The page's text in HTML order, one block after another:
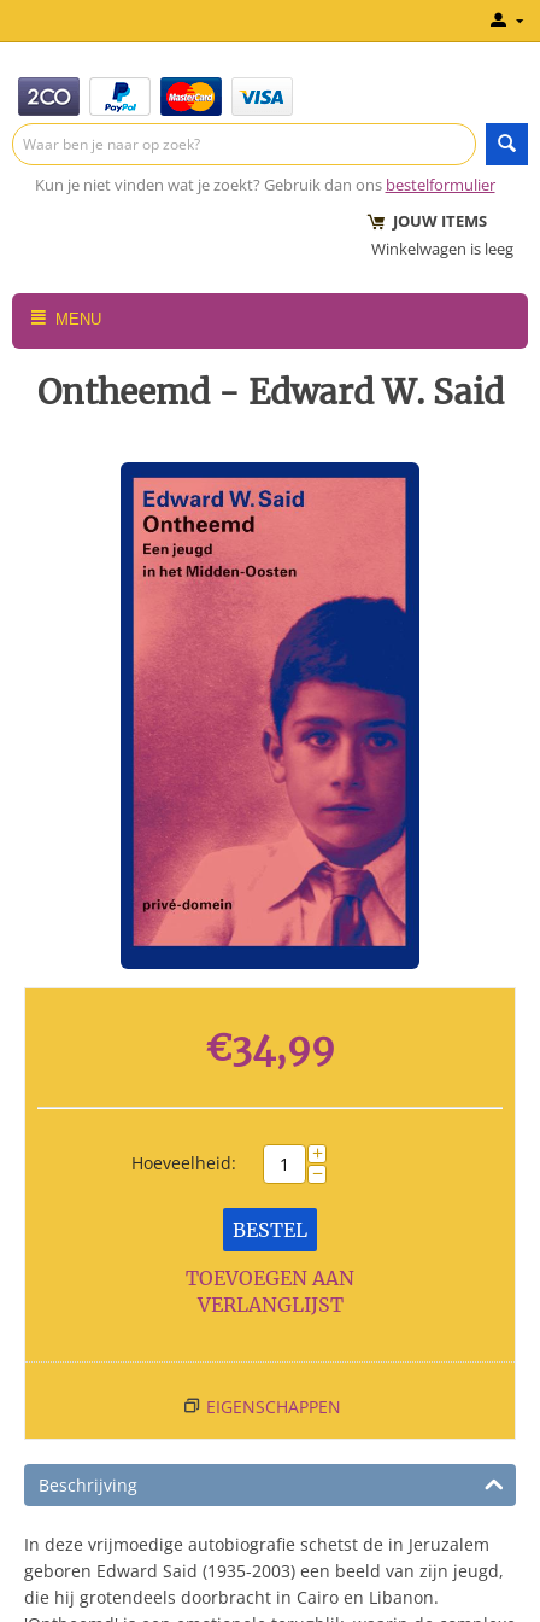
Kun je niet vinden wat je zoekt? Gebruik dan ons bestelformulier
JOUW ITEMS
Winkelwagen is leeg
MENU
Ontheemd - Edward W. Said
€34,99
Hoeveelheid: +
−
BESTEL
TOEVOEGEN AAN
VERLANGLIJST
EIGENSCHAPPEN
Beschrijving
In deze vrijmoedige autobiografie schetst de in Jeruzalem
geboren Edward Said (1935-2003) een beeld van zijn jeugd,
die hij grotendeels doorbracht in Cairo en Libanon.